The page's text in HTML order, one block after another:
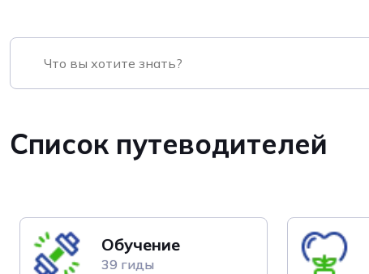
Список путеводителей
Обучение
39 гиды